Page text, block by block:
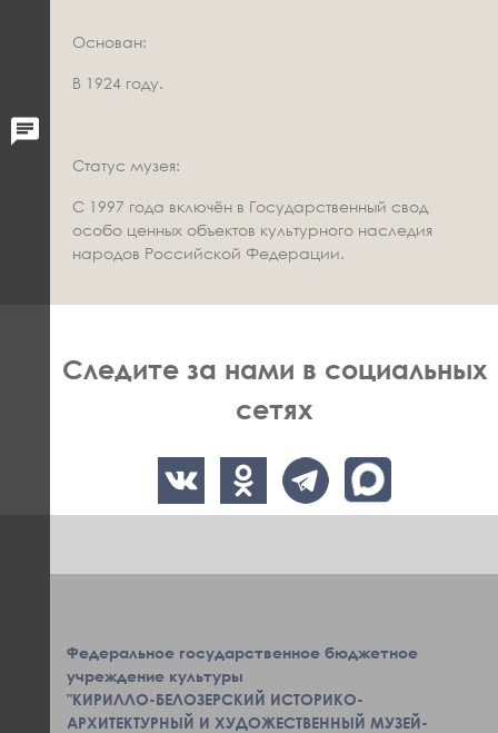
Основан:
В 1924 году.
Статус музея:
С 1997 года включён в Государственный свод
особо ценных объектов культурного наследия
народов Российской Федерации.
Следите за нами в социальных
сетях
Федеральное государственное бюджетное
учреждение культуры
"КИРИЛЛО-БЕЛОЗЕРСКИЙ ИСТОРИКО-
АРХИТЕКТУРНЫЙ И ХУДОЖЕСТВЕННЫЙ МУЗЕЙ-